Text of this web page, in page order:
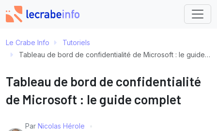
Le Crabe Info
Tutoriels
Tableau de bord de confidentialité de Microsoft : le guide complet
Tableau de bord de confidentialité
de Microsoft : le guide complet
Par Nicolas Hérole